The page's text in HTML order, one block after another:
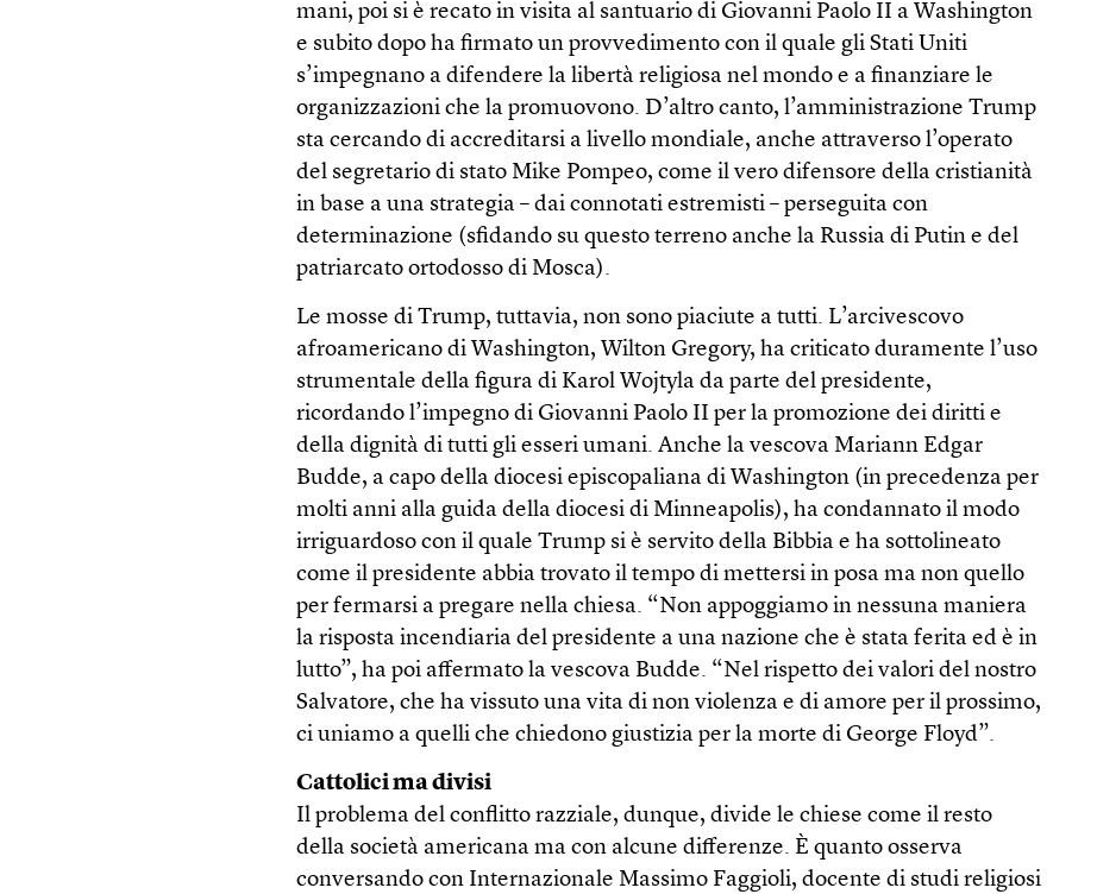
mani, poi si è recato in visita al santuario di Giovanni Paolo II a Washington
e subito dopo ha firmato un provvedimento con il quale gli Stati Uniti
s’impegnano a difendere la libertà religiosa nel mondo e a finanziare le
organizzazioni che la promuovono. D’altro canto, l’amministrazione Trump
sta cercando di accreditarsi a livello mondiale, anche attraverso l’operato
del segretario di stato Mike Pompeo, come il vero difensore della cristianità
in base a una strategia – dai connotati estremisti – perseguita con
determinazione (sfidando su questo terreno anche la Russia di Putin e del
patriarcato ortodosso di Mosca).
Le mosse di Trump, tuttavia, non sono piaciute a tutti. L’arcivescovo
afroamericano di Washington, Wilton Gregory, ha criticato duramente l’uso
strumentale della figura di Karol Wojtyla da parte del presidente,
ricordando l’impegno di Giovanni Paolo II per la promozione dei diritti e
della dignità di tutti gli esseri umani. Anche la vescova Mariann Edgar
Budde, a capo della diocesi episcopaliana di Washington (in precedenza per
molti anni alla guida della diocesi di Minneapolis), ha condannato il modo
irriguardoso con il quale Trump si è servito della Bibbia e ha sottolineato
come il presidente abbia trovato il tempo di mettersi in posa ma non quello
per fermarsi a pregare nella chiesa. “Non appoggiamo in nessuna maniera
la risposta incendiaria del presidente a una nazione che è stata ferita ed è in
lutto”, ha poi affermato la vescova Budde. “Nel rispetto dei valori del nostro
Salvatore, che ha vissuto una vita di non violenza e di amore per il prossimo,
ci uniamo a quelli che chiedono giustizia per la morte di George Floyd”.
Cattolici ma divisi
Il problema del conflitto razziale, dunque, divide le chiese come il resto
della società americana ma con alcune differenze. È quanto osserva
conversando con Internazionale Massimo Faggioli, docente di studi religiosi